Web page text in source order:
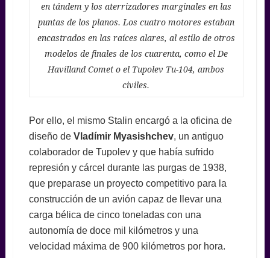
en tándem y los aterrizadores marginales en las
puntas de los planos. Los cuatro motores estaban
encastrados en las raíces alares, al estilo de otros
modelos de finales de los cuarenta, como el De
Havilland Comet o el Tupolev Tu-104, ambos
civiles.
Por ello, el mismo Stalin encargó a la oficina de
diseño de Vladímir Myasishchev, un antiguo
colaborador de Tupolev y que había sufrido
represión y cárcel durante las purgas de 1938,
que preparase un proyecto competitivo para la
construcción de un avión capaz de llevar una
carga bélica de cinco toneladas con una
autonomía de doce mil kilómetros y una
velocidad máxima de 900 kilómetros por hora.